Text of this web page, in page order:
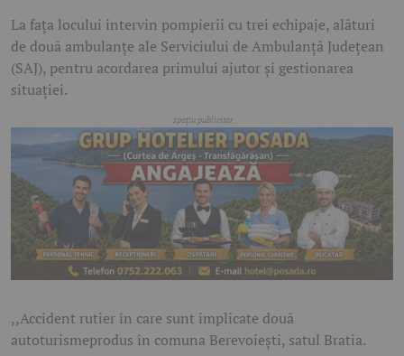
La fața locului intervin pompierii cu trei echipaje, alături
de două ambulanțe ale Serviciului de Ambulanță Județean
(SAJ), pentru acordarea primului ajutor și gestionarea
situației.
,,Accident rutier în care sunt implicate două
autoturismeprodus în comuna Berevoiești, satul Bratia.